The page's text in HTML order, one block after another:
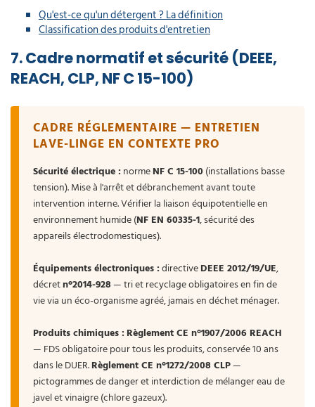
Qu'est-ce qu'un détergent ? La définition
Classification des produits d'entretien
7. Cadre normatif et sécurité (DEEE,
REACH, CLP, NF C 15-100)
CADRE RÉGLEMENTAIRE — ENTRETIEN
LAVE-LINGE EN CONTEXTE PRO
Sécurité électrique : normeNF C 15-100(installations basse
tension). Mise à l'arrêt et débranchement avant toute
intervention interne. Vérifier la liaison équipotentielle en
environnement humide (NF EN 60335-1, sécurité des
appareils électrodomestiques).
Équipements électroniques :directiveDEEE 2012/19/UE,
décretn°2014-928— tri et recyclage obligatoires en fin de
vie via un éco-organisme agréé, jamais en déchet ménager.
Produits chimiques : Règlement CE n°1907/2006 REACH
— FDS obligatoire pour tous les produits, conservée 10 ans
dans le DUER.Règlement CE n°1272/2008 CLP—
pictogrammes de danger et interdiction de mélanger eau de
javel et vinaigre (chlore gazeux).